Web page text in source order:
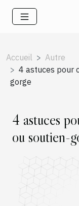
Accueil
Autre
4 astuces pour
gorge
4 astuces
ou soutien-